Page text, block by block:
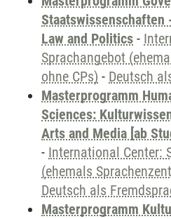
Staatswissenschaften
Law and Politics -
Sprachangebot
ohne CPs) - Deutsch
Masterprogramm
Sciences:
Arts and Media [ab
- International Center:
(ehemals
Deutsch als
Masterprogramm